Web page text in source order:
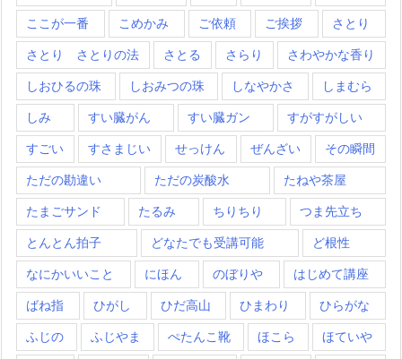
ここが一番 こめかみ ご依頼 ご挨拶 さとり
さとり さとりの法 さとる さらり さわやかな香り
しおひるの珠 しおみつの珠 しなやかさ しまむら
しみ すい臓がん すい臓ガン すがすがしい
すごい すさまじい せっけん ぜんざい その瞬間
ただの勘違い ただの炭酸水 たねや茶屋
たまごサンド たるみ ちりちり つま先立ち
とんとん拍子 どなたでも受講可能 ど根性
なにかいいこと にほん のぼりや はじめて講座
ばね指 ひがし ひだ高山 ひまわり ひらがな
ふじの ふじやま ぺたんこ靴 ほこら ほていや